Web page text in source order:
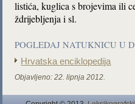
listića, kuglica s brojevima ili
ždrijebljenja i sl.
POGLEDAJ NATUKNICU U
Hrvatska enciklopedija
Objavljeno: 22. lipnja 2012.